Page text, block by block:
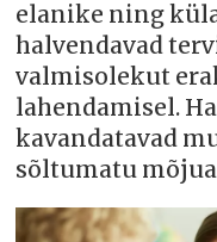
elanike ning
halvendavad
valmisolekut
lahendamisel.
kavandatavad
sõltumatu